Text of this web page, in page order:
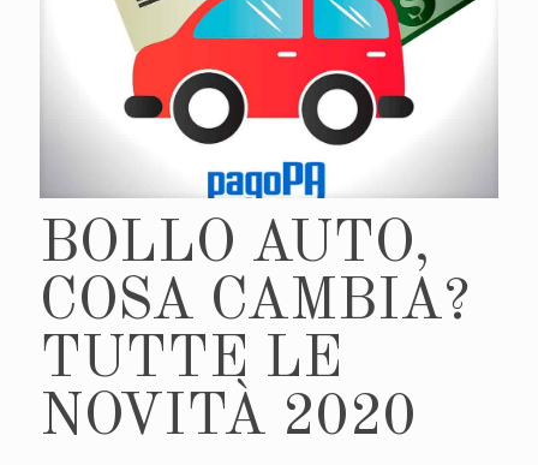
BOLLO AUTO,
COSA CAMBIA?
TUTTE LE
NOVITÀ 2020